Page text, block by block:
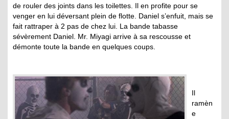
de rouler des joints dans les toilettes. Il en profite pour se
venger en lui déversant plein de flotte. Daniel s’enfuit, mais se
fait rattraper à 2 pas de chez lui. La bande tabasse
sévèrement Daniel. Mr. Miyagi arrive à sa rescousse et
démonte toute la bande en quelques coups.
Il
ramèn
e